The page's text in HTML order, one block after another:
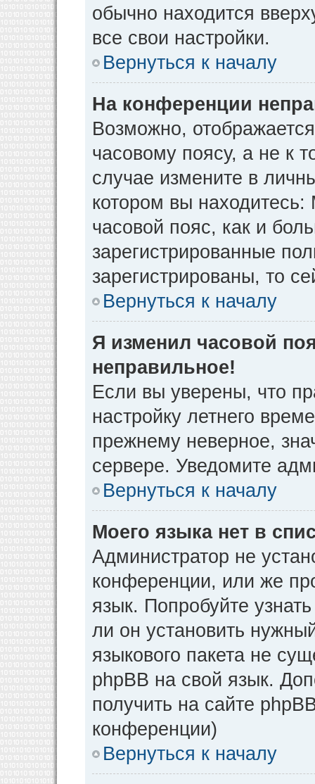
обычно находится
все свои настройки.
Вернуться к началу
На конференции
Возможно,
часовому поясу, а не к
случае измените в
котором вы находитесь:
часовой пояс, как и
зарегистрированные
зарегистрированы, то
Вернуться к началу
Я изменил часовой
неправильное!
Если вы уверены, что
настройку летнего
прежнему неверное,
сервере. Уведомите
Вернуться к началу
Моего языка нет в
Администратор не
конференции, или же
язык. Попробуйте
ли он установить
языкового пакета не
phpBB на свой язык.
получить на сайте
конференции)
Вернуться к началу